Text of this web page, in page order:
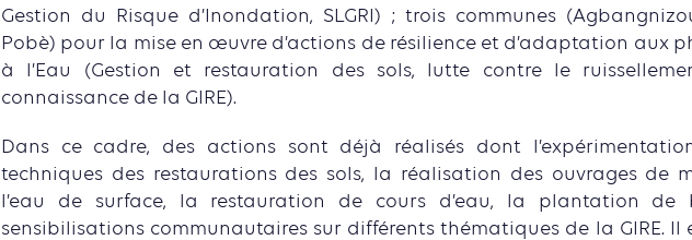
Gestion du Risque d’Inondation, SLGRI) ; trois communes
Pobè) pour la mise en œuvre d’actions de résilience et d’adaptation aux
à l’Eau (Gestion et restauration des sols, lutte contre le
connaissance de la GIRE).
Dans ce cadre, des actions sont déjà réalisés dont
techniques des restaurations des sols, la réalisation des ouvrages de
l’eau de surface, la restauration de cours d’eau, la plantation de
sensibilisations communautaires sur différents thématiques de la GIRE. Il